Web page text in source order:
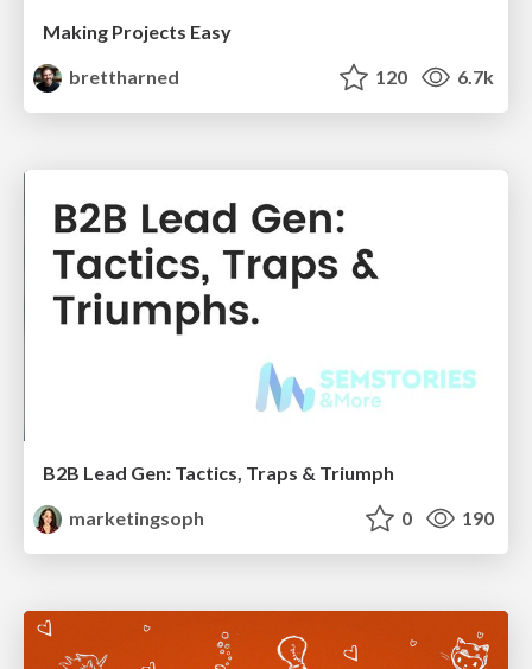
Making Projects Easy
brettharned
120 6.7k
B2B Lead Gen: Tactics, Traps & Triumph
marketingsoph
0 190